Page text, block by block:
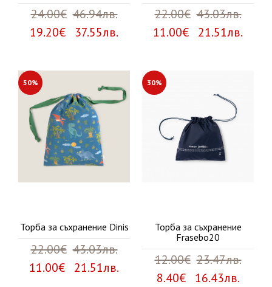
24.00€ 46.94лв.
19.20€ 37.55лв.
22.00€ 43.03лв.
11.00€ 21.51лв.
50%
Торба за съхранение Dinis
22.00€ 43.03лв.
11.00€ 21.51лв.
30%
Торба за съхранение
Frasebo20
12.00€ 23.47лв.
8.40€ 16.43лв.